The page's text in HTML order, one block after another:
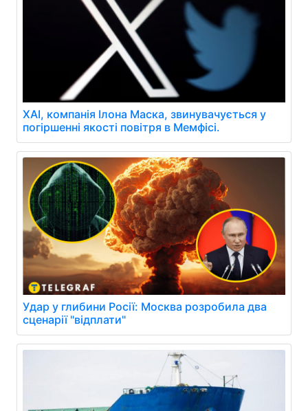
XAI, компанія Ілона Маска, звинувачується у
погіршенні якості повітря в Мемфісі.
Удар у глибини Росії: Москва розробила два
сценарії "відплати"